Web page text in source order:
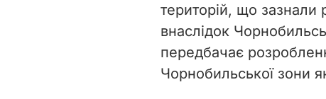
територій, що зазнали
внаслідок
передбачає
Чорнобильської зони